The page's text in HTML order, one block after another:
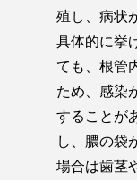
殖し、病状
具体的に挙
ても、根管
ため、感染
することが
し、膿の袋
場合は歯茎